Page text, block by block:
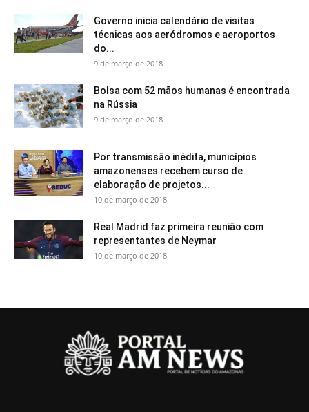
Governo inicia calendário de visitas
técnicas aos aeródromos e aeroportos
do...
9 de março de 2018
Bolsa com 52 mãos humanas é encontrada
na Rússia
9 de março de 2018
Por transmissão inédita, municípios
amazonenses recebem curso de
elaboração de projetos...
10 de março de 2018
Real Madrid faz primeira reunião com
representantes de Neymar
10 de março de 2018